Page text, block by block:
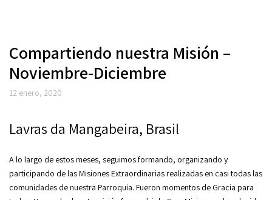
Compartiendo nuestra Misión –
Noviembre-Diciembre
12 enero, 2020
Lavras da Mangabeira, Brasil
A lo largo de estos meses, seguimos formando, organizando y
participando de las Misiones Extraordinarias realizadas en casi todas las
comunidades de nuestra Parroquia. Fueron momentos de Gracia para